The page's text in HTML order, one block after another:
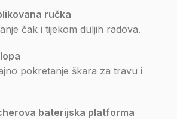
ručka
čak i tijekom duljih radova.
pokretanje škara za travu i
baterijska platforma